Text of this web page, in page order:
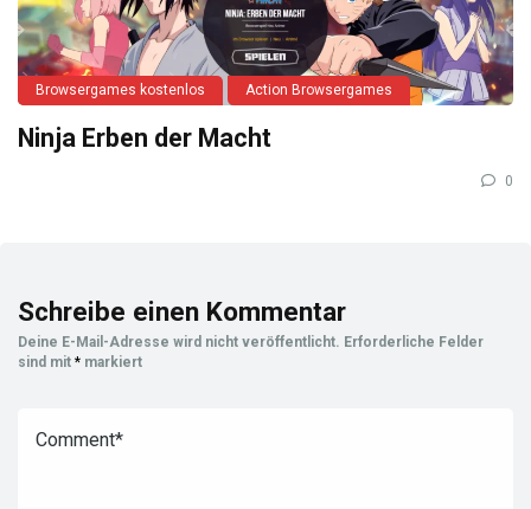
Browsergames kostenlos Action Browsergames
Ninja Erben der Macht
0
Schreibe einen Kommentar
Deine E-Mail-Adresse wird nicht veröffentlicht. Erforderliche Felder
sind mit * markiert